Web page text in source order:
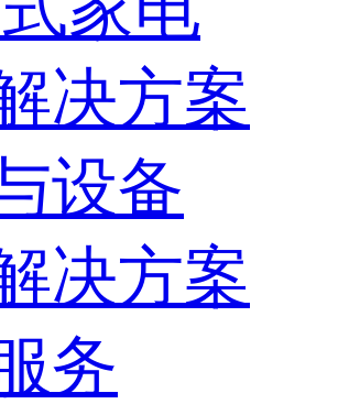
决方案
设备
决方案
务